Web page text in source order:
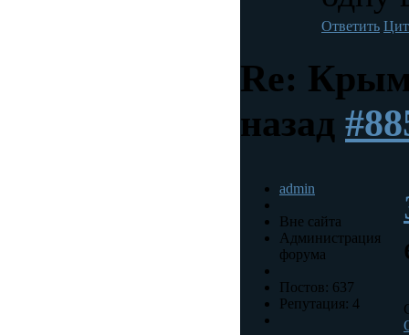
Ответить
Re:
назад
admin
Вне сайта
Администрация
форума
Постов: 637
Репутация: 4